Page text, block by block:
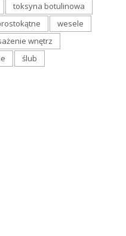
toksyna botulinowa
wesele
wnętrz
ślub